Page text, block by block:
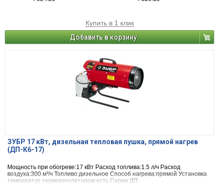
Купить в 1 клик
Добавить в корзину
ЗУБР 17 кВт, дизельная тепловая пушка, прямой нагрев
(ДП-К6-17)
Мощность при обогреве:17 кВт Расход топлива:1.5 л/ч Расход
воздуха:300 м³/ч Топливо:дизельное Способ нагрева:прямой Установка
температур терморегулятором:есть Серия:ДП